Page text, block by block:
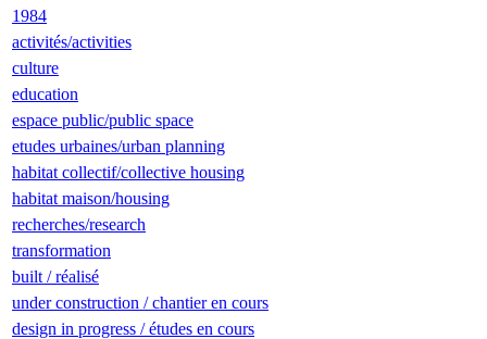
1984
activités/activities
culture
education
espace public/public space
etudes urbaines/urban planning
habitat collectif/collective housing
habitat maison/housing
recherches/research
transformation
built / réalisé
under construction / chantier en cours
design in progress / études en cours